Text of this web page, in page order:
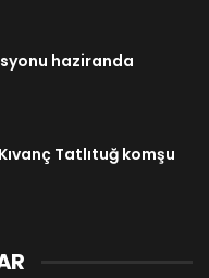
haziranda
Tatlıtuğ komşu